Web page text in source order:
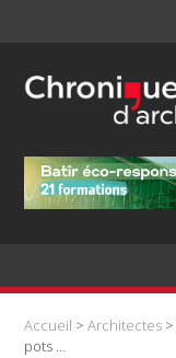
Accueil >Architectes >
pots …